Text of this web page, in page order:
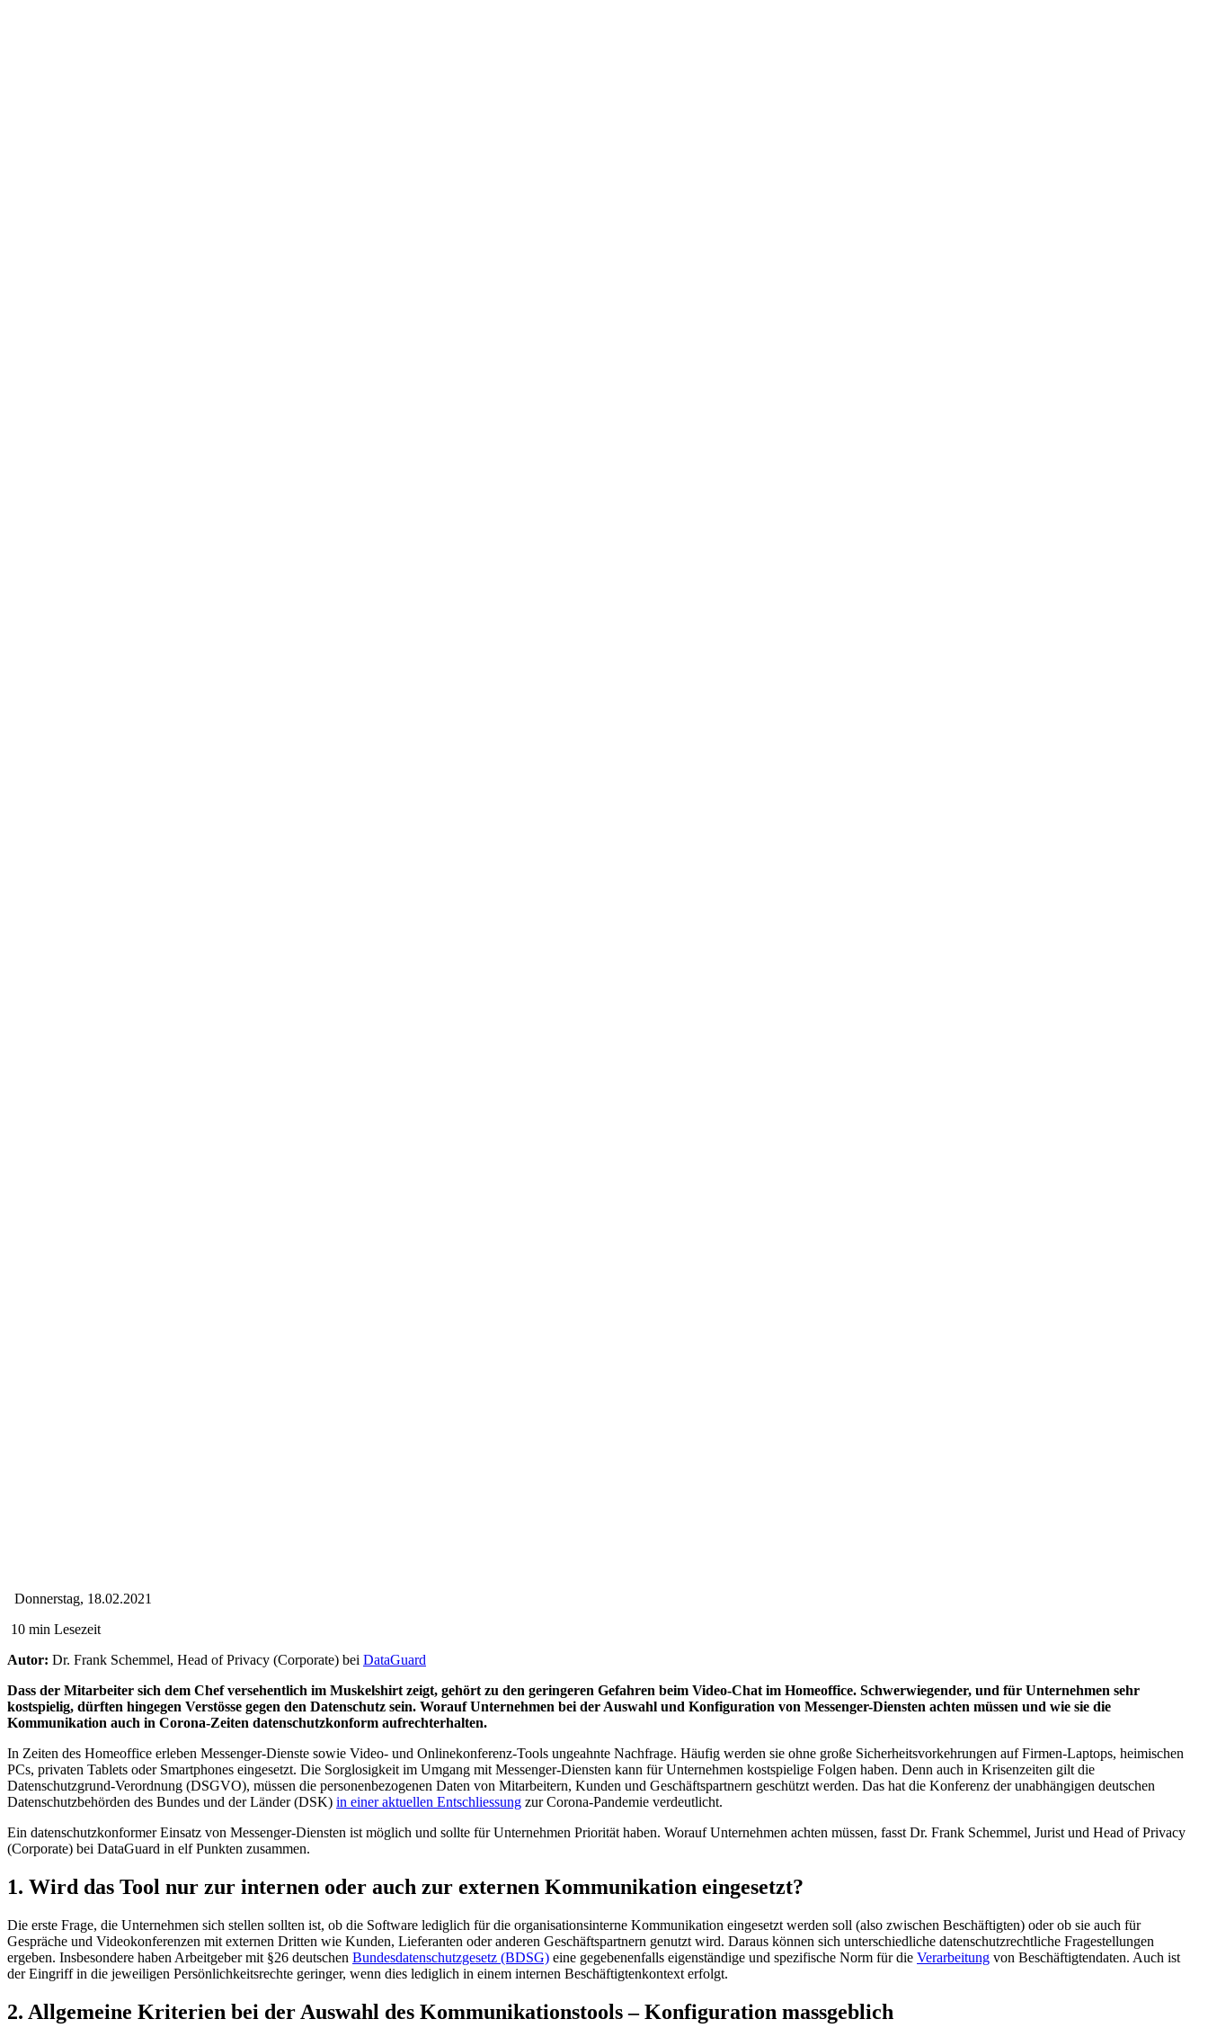
Donnerstag, 18.02.2021
10 min Lesezeit
Autor: Dr. Frank Schemmel, Head of Privacy (Corporate) bei DataGuard
Dass der Mitarbeiter sich dem Chef versehentlich im Muskelshirt zeigt, gehört zu den geringeren Gefahren beim Video-Chat im Homeoffice. Schwerwiegender, und für Unternehmen sehr
kostspielig, dürften hingegen Verstösse gegen den Datenschutz sein. Worauf Unternehmen bei der Auswahl und Konfiguration von Messenger-Diensten achten müssen und wie sie die
Kommunikation auch in Corona-Zeiten datenschutzkonform aufrechterhalten.
In Zeiten des Homeoffice erleben Messenger-Dienste sowie Video- und Onlinekonferenz-Tools ungeahnte Nachfrage. Häufig werden sie ohne große Sicherheitsvorkehrungen auf Firmen-Laptops, heimischen
PCs, privaten Tablets oder Smartphones eingesetzt. Die Sorglosigkeit im Umgang mit Messenger-Diensten kann für Unternehmen kostspielige Folgen haben. Denn auch in Krisenzeiten gilt die
Datenschutzgrund-Verordnung (DSGVO), müssen die personenbezogenen Daten von Mitarbeitern, Kunden und Geschäftspartnern geschützt werden. Das hat die Konferenz der unabhängigen deutschen
Datenschutzbehörden des Bundes und der Länder (DSK) in einer aktuellen Entschliessung zur Corona-Pandemie verdeutlicht.
Ein datenschutzkonformer Einsatz von Messenger-Diensten ist möglich und sollte für Unternehmen Priorität haben. Worauf Unternehmen achten müssen, fasst Dr. Frank Schemmel, Jurist und Head of Privacy
(Corporate) bei DataGuard in elf Punkten zusammen.
1. Wird das Tool nur zur internen oder auch zur externen Kommunikation eingesetzt?
Die erste Frage, die Unternehmen sich stellen sollten ist, ob die Software lediglich für die organisationsinterne Kommunikation eingesetzt werden soll (also zwischen Beschäftigten) oder ob sie auch für
Gespräche und Videokonferenzen mit externen Dritten wie Kunden, Lieferanten oder anderen Geschäftspartnern genutzt wird. Daraus können sich unterschiedliche datenschutzrechtliche Fragestellungen
ergeben. Insbesondere haben Arbeitgeber mit §26 deutschen Bundesdatenschutzgesetz (BDSG) eine gegebenenfalls eigenständige und spezifische Norm für die Verarbeitung von Beschäftigtendaten. Auch ist
der Eingriff in die jeweiligen Persönlichkeitsrechte geringer, wenn dies lediglich in einem internen Beschäftigtenkontext erfolgt.
2. Allgemeine Kriterien bei der Auswahl des Kommunikationstools – Konfiguration massgeblich